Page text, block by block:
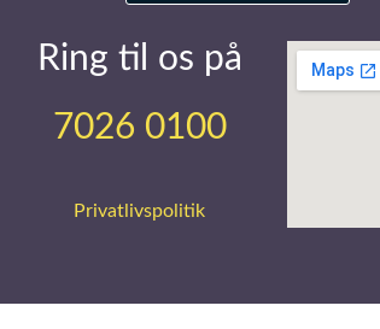
Ring til os på
7026 0100
Privatlivspolitik